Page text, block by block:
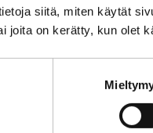
siitä, miten käytät
joita on kerätty, kun olet